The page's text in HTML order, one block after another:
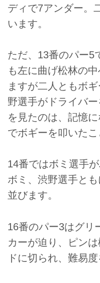
ディで7アンダー。
います。
ただ、13番のパー5
も左に曲げ松林の
ますが二人ともボ
野選手がドライバ
を見たのは、記憶
でボギーを叩いたこ
14番ではボミ選手
ボミ、渋野選手と
並びます。
16番のパー3はグリ
カーが迫り、ピン
ドに切られ、難易